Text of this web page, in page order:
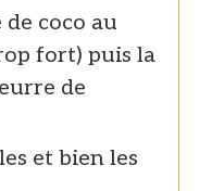
coco au
fort) puis la
de
et bien les